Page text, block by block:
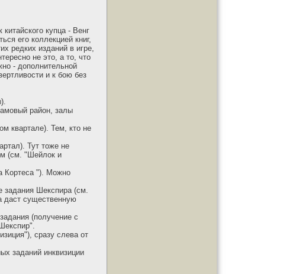
купца - Венг
его коллекцией книг,
редких изданий в игре,
не это, а то, что
- дополнительной
и к бою без
район, залы
квартале). Тем, кто не
Тут тоже не
(см. "Шейлок и
Кортеса "). Можно
задания Шекспира (см.
даст существенную
(получение с
сразу слева от
заданий инквизиции